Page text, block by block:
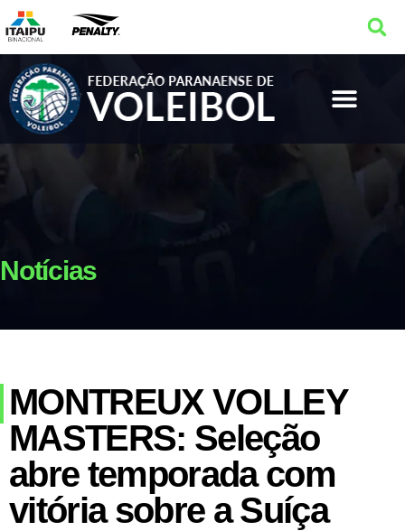
Notícias
MONTREUX VOLLEY
MASTERS: Seleção
abre temporada com
vitória sobre a Suíça